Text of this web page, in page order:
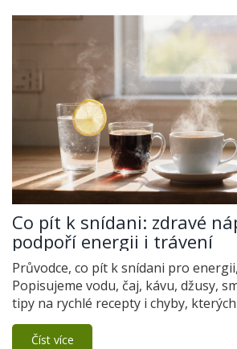
Co pít k snídani: zdravé
podpoří energii i trávení
Průvodce, co pít k snídani pro
Popisujeme vodu, čaj, kávu, džusy,
tipy na rychlé recepty i chyby,
Číst více